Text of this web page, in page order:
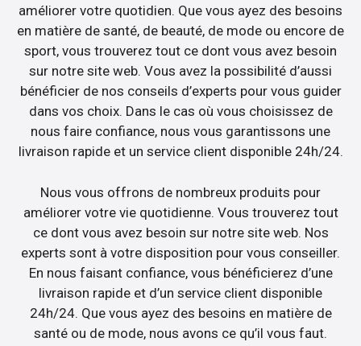
améliorer votre quotidien. Que vous ayez des besoins
en matière de santé, de beauté, de mode ou encore de
sport, vous trouverez tout ce dont vous avez besoin
sur notre site web. Vous avez la possibilité d’aussi
bénéficier de nos conseils d’experts pour vous guider
dans vos choix. Dans le cas où vous choisissez de
nous faire confiance, nous vous garantissons une
livraison rapide et un service client disponible 24h/24.
Nous vous offrons de nombreux produits pour
améliorer votre vie quotidienne. Vous trouverez tout
ce dont vous avez besoin sur notre site web. Nos
experts sont à votre disposition pour vous conseiller.
En nous faisant confiance, vous bénéficierez d’une
livraison rapide et d’un service client disponible
24h/24. Que vous ayez des besoins en matière de
santé ou de mode, nous avons ce qu’il vous faut.